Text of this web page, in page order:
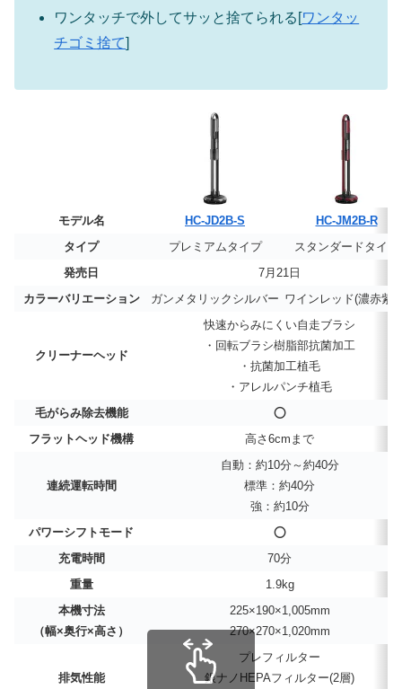
ワンタッチで外してサッと捨てられる[ワンタッ
チゴミ捨て]
モデル名 HC-JD2B-S
HC-JM2B-R
タイプ
プレミアムタイプ
スタンダードタイプ
発売日
7月21日
カラーバリエーション
ガンメタリックシルバー ワインレッド(濃赤紫
クリーナーヘッド
快速からみにくい自走ブラシ
・回転ブラシ樹脂部抗菌加工
・抗菌加工植毛
・アレルパンチ植毛
毛がらみ除去機能
⭕
フラットヘッド機構
高さ6cmまで
連続運転時間
自動：約10分～約40分
標準：約40分
強：約10分
パワーシフトモード
⭕
充電時間
70分
重量
1.9kg
本機寸法
（幅×奥行×高さ）
225×190×1,005mm
270×270×1,020mm
排気性能
プレフィルター
銀ナノHEPAフィルター(2層)